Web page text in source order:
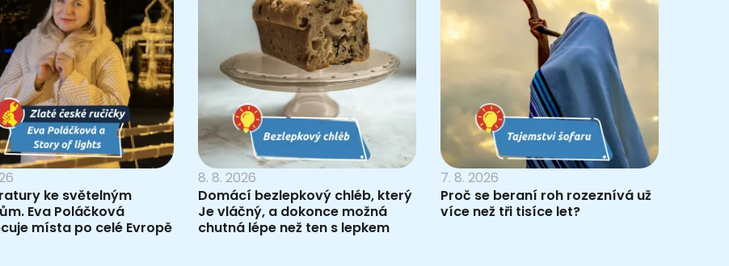
ke světelným
Eva Poláčková
místa po celé Evropě
8. 8. 2026
Domácí bezlepkový chléb, který
Je vláčný, a dokonce možná
chutná lépe než ten s lepkem
7. 8. 2026
Proč se beraní roh rozeznívá už
více než tři tisíce let?